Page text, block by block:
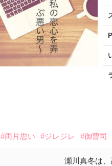
#両片思い #ジレジレ #御曹司
瀬川真冬は